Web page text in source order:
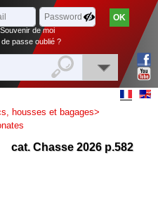
de moi
de passe oublié ?
housses et bagages>
cat. Chasse 2026 p.582